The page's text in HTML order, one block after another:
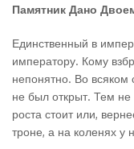
Памятник Дано
Единственный в
императору. Кому
непонятно. Во
не был открыт. Тем не
роста стоит или,
троне, а на коленях у